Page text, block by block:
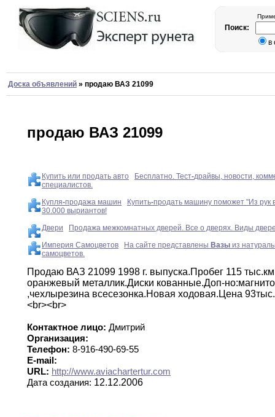
Поиск:
в
Доска объявлений » продаю ВАЗ 21099
продаю ВАЗ 21099
Купить или продать авто Бесплатно. Тест-драйвы, новости,
специалистов.
Купля-продажа машин Купить-продать машину поможет "Из рук
30.000 выриантов!
Двери
Продажа межкомнатных дверей. Все о дверях. Виды
Империя Самоцветов
На сайте представлены Вазы из
самоцветов.
Продаю ВАЗ 21099 1998 г. выпуска.Пробег 115
оранжевый металлик.Диски кованные.Доп-но:
,чехлырезина всесезонка.Новая ходовая. Цена
<br><br>
Контактное лицо: Дмитрий
Организация:
Телефон: 8-916-490-69-55
E-mail:
URL: http://www.aviachartertur.com
Дата создания: 12.12.2006